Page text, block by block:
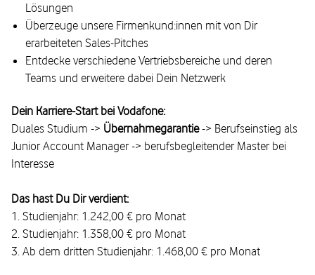
Lösungen
Überzeuge unsere Firmenkund:innen mit von Dir
erarbeiteten Sales-Pitches
Entdecke verschiedene Vertriebsbereiche und deren
Teams und erweitere dabei Dein Netzwerk
Dein Karriere-Start bei Vodafone:
Duales Studium -> Übernahmegarantie-> Berufseinstieg als
Junior Account Manager -> berufsbegleitender Master bei
Interesse
Das hast Du Dir verdient:
1. Studienjahr: 1.242,00 € pro Monat
2. Studienjahr: 1.358,00 € pro Monat
3. Ab dem dritten Studienjahr: 1.468,00 € pro Monat